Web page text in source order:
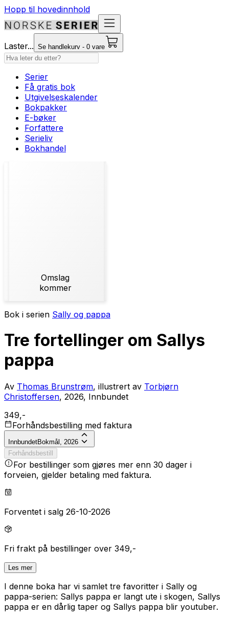
Hopp til hovedinnhold
Laster... Se handlekurv - 0 vare
Serier
Få gratis bok
Utgivelseskalender
Bokpakker
E-bøker
Forfattere
Serieliv
Bokhandel
Omslag
kommer
Bok i serien Sally og pappa
Tre fortellinger om Sallys
pappa
Av Thomas Brunstrøm, illustrert av Torbjørn
Christoffersen, 2026, Innbundet
349,-
Forhåndsbestilling med faktura
InnbundetBokmål, 2026
Forhåndsbestill
For bestillinger som gjøres mer enn 30 dager i
forveien, gjelder betaling med faktura.
Forventet i salg 26-10-2026
Fri frakt på bestillinger over 349,-
Les mer
I denne boka har vi samlet tre favoritter i Sally og
pappa-serien: Sallys pappa er langt ute i skogen, Sallys
pappa er en dårlig taper og Sallys pappa blir youtuber.